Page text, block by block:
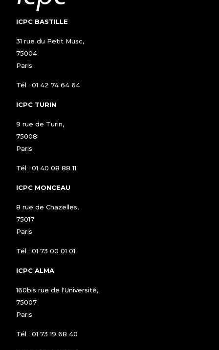
ICPC BASTILLE
31 rue du Petit Musc,
75004
Paris
Tél : 01 42 74 64 64
ICPC TURIN
9 rue de Turin,
75008
Paris
Tél : 01 40 08 88 11
ICPC MONCEAU
8 rue de Chazelles,
75017
Paris
Tél : 01 73 00 01 01
ICPC ALMA
160bis rue de l'Université,
75007
Paris
Tél : 01 73 19 68 40